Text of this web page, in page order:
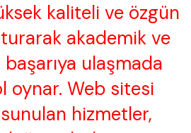
kaliteli ve özgün
akademik ve
ulaşmada
oynar. Web sitesi
hizmetler,